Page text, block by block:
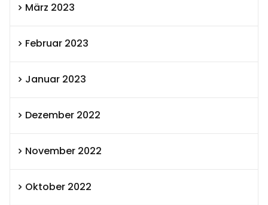
März 2023
Februar 2023
Januar 2023
Dezember 2022
November 2022
Oktober 2022